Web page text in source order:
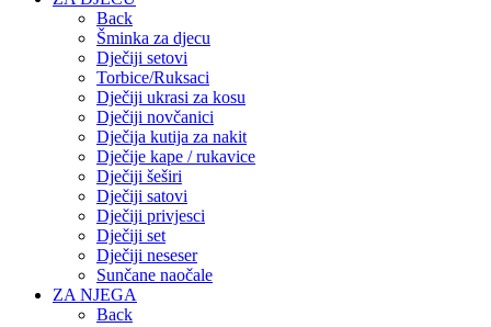
Back
Šminka za djecu
Dječiji setovi
Torbice/Ruksaci
Dječiji ukrasi za kosu
Dječiji novčanici
Dječija kutija za nakit
Dječije kape / rukavice
Dječiji šeširi
Dječiji satovi
Dječiji privjesci
Dječiji set
Dječiji neseser
Sunčane naočale
ZA NJEGA
Back